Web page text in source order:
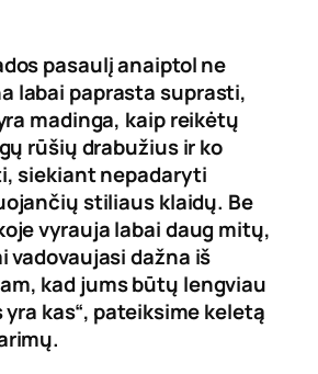
pasaulį anaiptol ne
labai paprasta suprasti,
madinga, kaip reikėtų
rūšių drabužius ir ko
siekiant nepadaryti
stiliaus klaidų. Be
vyrauja labai daug mitų,
vadovaujasi dažna iš
kad jums būtų lengviau
kas“, pateiksime keletą